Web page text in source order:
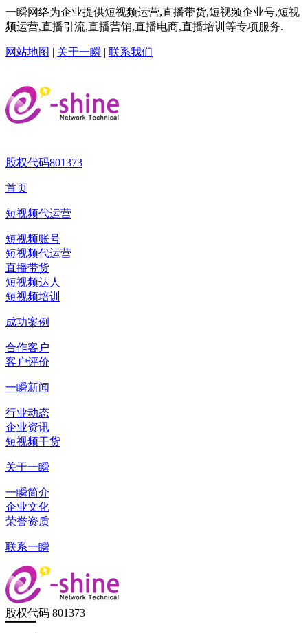
一瞬网络为企业提供短视频运营,直播带货,短视频企业号,短视
频运营,直播引流,直播营销,直播电商,直播培训等专项服务.
网站地图 | 关于一瞬 | 联系我们
股权代码801373
首页
短视频代运营
短视频账号
短视频代运营
直播带货
短视频达人
短视频培训
成功案例
合作客户
客户评价
一瞬新闻
行业动态
企业资讯
短视频干货
关于一瞬
一瞬简介
企业文化
荣誉资质
联系一瞬
股权代码 801373